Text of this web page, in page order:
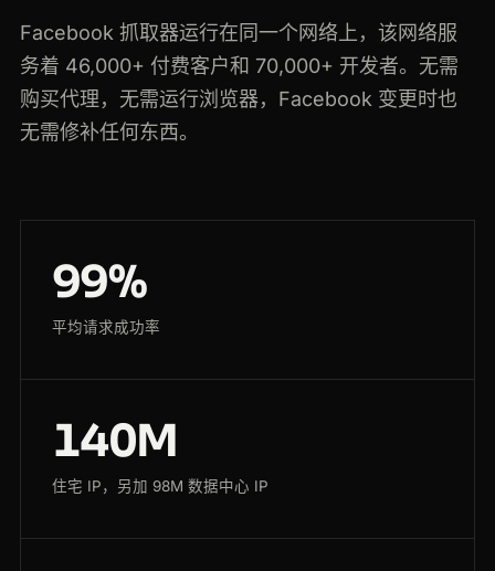
Facebook 抓取器运行在同一个网络上，该网络服
务着 46,000+ 付费客户和 70,000+ 开发者。无需
购买代理，无需运行浏览器，Facebook 变更时也
无需修补任何东西。
99%
平均请求成功率
140M
住宅 IP，另加 98M 数据中心 IP